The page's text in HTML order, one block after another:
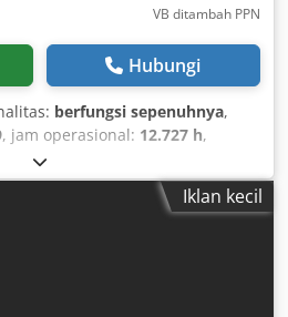
VB ditambah PPN
Hubungi
berfungsi sepenuhnya,
, jam operasional: 12.727 h,
, tinggi angkat:
tiang:triplex, tinggi konstruksi:
, jenis penggerak:Iklan kecil